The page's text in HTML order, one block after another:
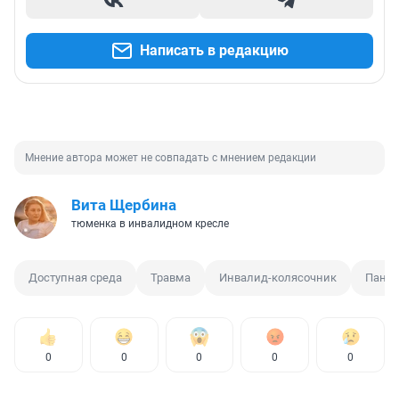
Написать в редакцию
Мнение автора может не совпадать с мнением редакции
Вита Щербина
тюменка в инвалидном кресле
Доступная среда Травма Инвалид-колясочник
0 0 0 0 0